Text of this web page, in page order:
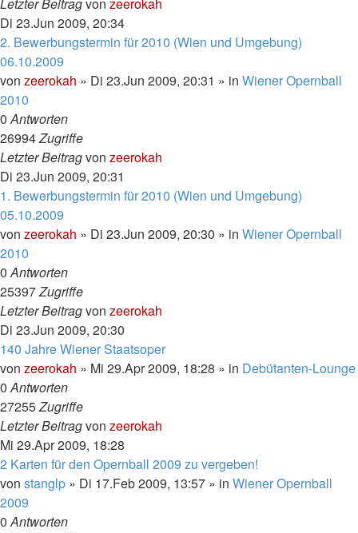
Di 23.Jun 2009, 20:34
2. Bewerbungstermin für 2010 (Wien und Umgebung)
06.10.2009
von zeerokah » Di 23.Jun 2009, 20:31 » in Wiener Opernball
2010
0Antworten
26994Zugriffe
Letzter Beitragvon zeerokah
Di 23.Jun 2009, 20:31
1. Bewerbungstermin für 2010 (Wien und Umgebung)
05.10.2009
von zeerokah » Di 23.Jun 2009, 20:30 » in Wiener Opernball
2010
0Antworten
25397Zugriffe
Letzter Beitragvon zeerokah
Di 23.Jun 2009, 20:30
140 Jahre Wiener Staatsoper
von zeerokah » Mi 29.Apr 2009, 18:28 » in Debütanten-Lounge
0Antworten
27255Zugriffe
Letzter Beitragvon zeerokah
Mi 29.Apr 2009, 18:28
2 Karten für den Opernball 2009 zu vergeben!
von stanglp » Di 17.Feb 2009, 13:57 » in Wiener Opernball
2009
0Antworten